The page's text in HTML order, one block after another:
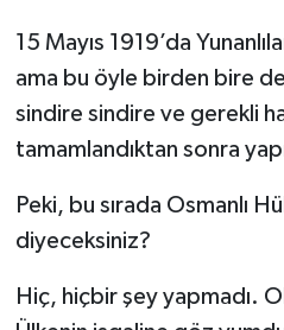
15 Mayıs 1919’da
ama bu öyle birden bire
sindire sindire ve gerekli
tamamlandıktan sonra
Peki, bu sırada Osmanlı
diyeceksiniz?
Hiç, hiçbir şey yapmadı.